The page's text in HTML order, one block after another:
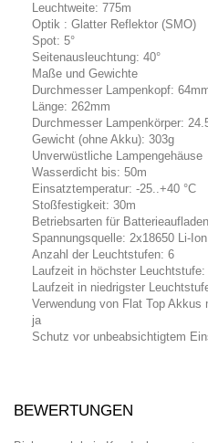
Leuchtweite: 775m
Optik : Glatter Reflektor (SMO)
Spot: 5°
Seitenausleuchtung: 40°
Maße und Gewichte
Durchmesser Lampenkopf:
Länge: 262mm
Durchmesser Lampenkörper:
Gewicht (ohne Akku): 303g
Unverwüstliche Lampengehäuse
Wasserdicht bis: 50m
Einsatztemperatur: -25..+40 °C
Stoßfestigkeit: 30m
Betriebsarten für
Spannungsquelle: 2x18650 Li-
Anzahl der Leuchtstufen: 6
Laufzeit in höchster
Laufzeit in niedrigster
Verwendung von Flat Top
ja
Schutz vor unbeabsichtigtem
BEWERTUNGEN